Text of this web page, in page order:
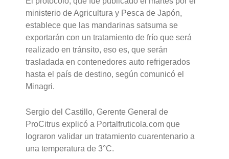
ministerio de Agricultura y Pesca de Japón,
establece que las mandarinas satsuma se
exportarán con un tratamiento de frío que será
realizado en tránsito, eso es, que serán
trasladada en contenedores auto refrigerados
hasta el país de destino, según comunicó el
Minagri.
Sergio del Castillo, Gerente General de
ProCitrus explicó a Portalfruticola.com que
lograron validar un tratamiento cuarentenario a
una temperatura de 3°C.